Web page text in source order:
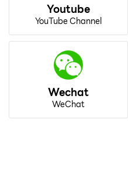
Youtube
YouTube Channel
Wechat
WeChat